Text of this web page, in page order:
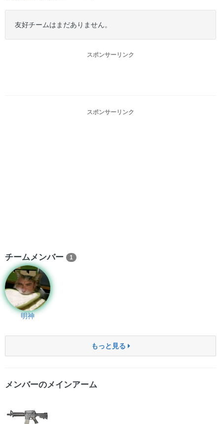
友好チームはまだありません。
スポンサーリンク
スポンサーリンク
チームメンバー 1
明神
もっと見る
メンバーのメインアーム